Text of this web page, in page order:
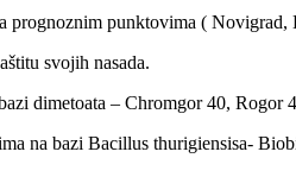
prognoznim punktovima (
svojih nasada.
dimetoata – Chromgor 40,
na bazi Bacillus thurigiensisa-